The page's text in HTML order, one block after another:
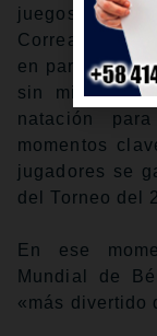
juegos. El
Correa y Javy
en particular,
sin mirar la
natación
momentos
jugadores se
del Torneo del
En ese
Mundial de
«más divertido